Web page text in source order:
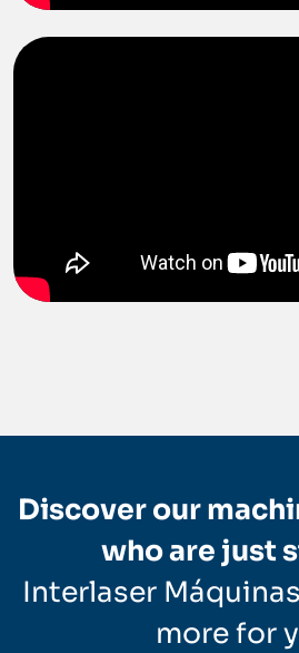
Discover our
who are just
Interlaser
more for